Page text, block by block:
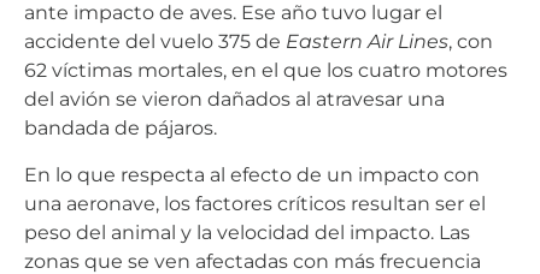
ante impacto de aves. Ese año tuvo lugar el
accidente del vuelo 375 de Eastern Air Lines, con
62 víctimas mortales, en el que los cuatro motores
del avión se vieron dañados al atravesar una
bandada de pájaros.
En lo que respecta al efecto de un impacto con
una aeronave, los factores críticos resultan ser el
peso del animal y la velocidad del impacto. Las
zonas que se ven afectadas con más frecuencia